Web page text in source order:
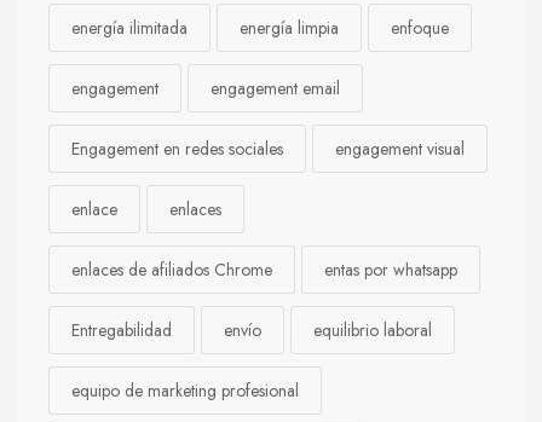
energía ilimitada energía limpia enfoque
engagement engagement email
Engagement en redes sociales engagement visual
enlace enlaces
enlaces de afiliados Chrome entas por whatsapp
Entregabilidad envío equilibrio laboral
equipo de marketing profesional